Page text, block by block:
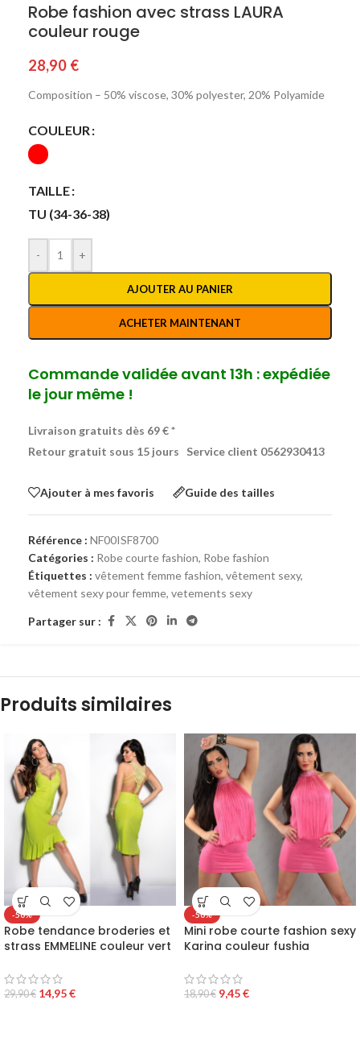
Robe fashion avec strass LAURA
couleur rouge
28,90 €
Composition – 50% viscose, 30% polyester, 20% Polyamide
COULEUR
TAILLE
TU (34-36-38)
- +
AJOUTER AU PANIER
ACHETER MAINTENANT
Commande validée avant 13h : expédiée
le jour même !
Livraison gratuits dès 69 € *
Retour gratuit sous 15 jours
Service client 0562930413
Ajouter à mes favoris Guide des tailles
Référence : NF00ISF8700
Catégories : Robe courte fashion, Robe fashion
Étiquettes : vêtement femme fashion, vêtement sexy,
vêtement sexy pour femme, vetements sexy
Partager sur :
Produits similaires
-50%
Robe tendance broderies et
strass EMMELINE couleur vert
29,90€ 14,95€
-50%
Mini robe courte fashion sexy
Karina couleur fushia
18,90€ 9,45€